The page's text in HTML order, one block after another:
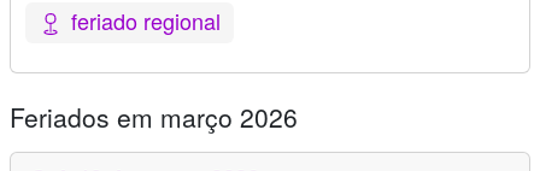
feriado regional
Feriados em março 2026